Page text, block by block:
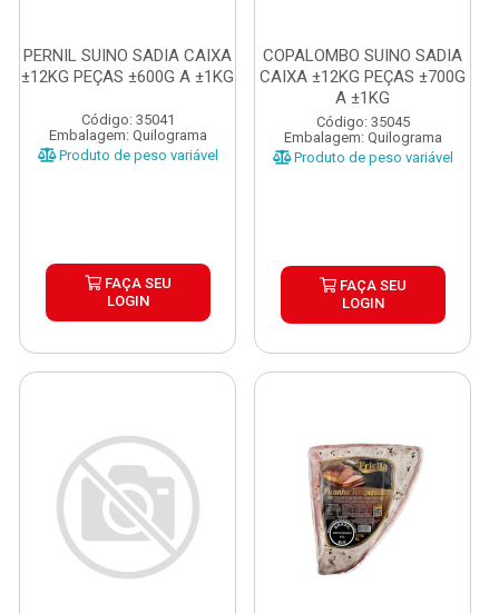
PERNIL SUINO SADIA CAIXA
±12KG PEÇAS ±600G A ±1KG
Código: 35041
Embalagem: Quilograma
Produto de peso variável
FAÇA SEU
LOGIN
COPALOMBO SUINO SADIA
CAIXA ±12KG PEÇAS ±700G
A ±1KG
Código: 35045
Embalagem: Quilograma
Produto de peso variável
FAÇA SEU
LOGIN